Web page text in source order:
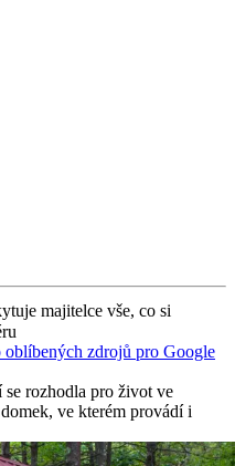
majitelce vše, co si
oblíbených zdrojů pro Google
se rozhodla pro život ve
ve kterém provádí i